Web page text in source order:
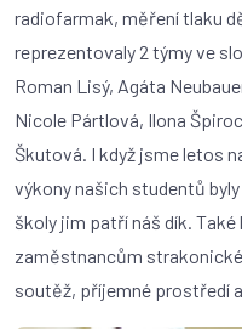
radiofarmak, měření tlaku
reprezentovaly 2 týmy ve
Roman Lisý, Agáta
Nicole Pártlová, Ilona
Škutová. I když jsme letos
výkony našich studentů
školy jim patří náš dík.
zaměstnancům
soutěž, příjemné prostředí